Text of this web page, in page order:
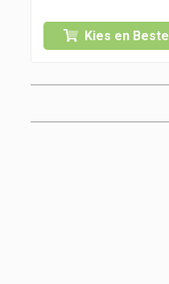
Kies en Bestel